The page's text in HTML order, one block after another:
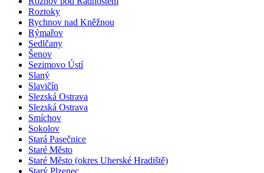
Roztoky
Rychnov nad Kněžnou
Rýmařov
Sedlčany
Šenov
Sezimovo Ústí
Slaný
Slavičín
Slezská Ostrava
Slezská Ostrava
Smíchov
Sokolov
Stará Pasečnice
Staré Město
Staré Město (okres Uherské Hradiště)
Starý Plzenec